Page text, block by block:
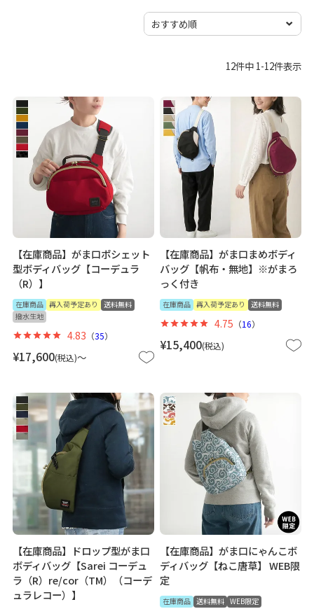
12件中 1-12件表示
【在庫商品】がま口ポシェット
型ボディバッグ【コーデュラ
（R）】
在庫商品 再入荷予定あり
送料無料
撥水生地
¥17,600 税込 〜
4.83 （35）
【在庫商品】がま口まめボディ
バッグ【帆布・無地】※がまろ
っく付き
在庫商品 再入荷予定あり 送料無料
¥15,400 税込
4.75 （16）
【在庫商品】ドロップ型がま口
ボディバッグ【Sarei コーデュ
ラ（R）re/cor（TM）（コーデ
ュラレコー）】
【在庫商品】がま口にゃんこボ
ディバッグ【ねこ唐草】 WEB限
定
在庫商品 送料無料 WEB限定